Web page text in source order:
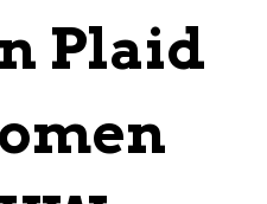
Plaid